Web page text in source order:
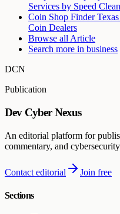
Services by Speed Clean
Coin Shop Finder
Coin Dealers
Browse all Article
Search more in business
DCN
Publication
Dev Cyber Nexus
An editorial platform for
commentary, and
Contact editorial Join free
Sections